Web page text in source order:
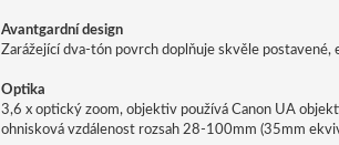
Avantgardní design
Zarážející dva-tón povrch doplňuje skvěle
Optika
3,6 x optický zoom, objektiv používá Canon UA
ohnisková vzdálenost rozsah 28-100mm (35mm